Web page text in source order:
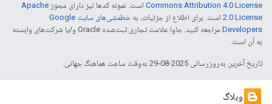
Commons Attribution 4.0 License است. نمونه کدها نیز دارای مجوز Apache
2.0 License است. برای اطلاع از جزئیات، به
خطمشی‌های سایت Google
Developers‏
مراجعه کنید. جاوا علامت تجاری ثبت‌شده Oracle و/یا شرکت‌های وابسته
به آن است.
تاریخ آخرین به‌روزرسانی 2025-08-29 به‌وقت ساعت هماهنگ جهانی.
وبلاگ